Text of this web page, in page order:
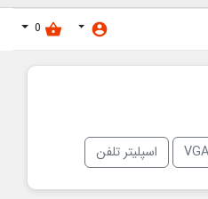
account_circle
shopping_basket
0
اسپلیتر تلفن